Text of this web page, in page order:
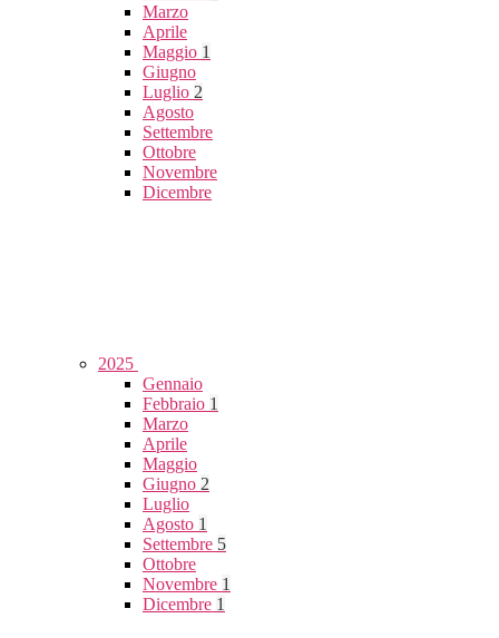
Marzo
Aprile
Maggio 1
Giugno
Luglio 2
Agosto
Settembre
Ottobre
Novembre
Dicembre
2025
Gennaio
Febbraio 1
Marzo
Aprile
Maggio
Giugno 2
Luglio
Agosto 1
Settembre 5
Ottobre
Novembre 1
Dicembre 1